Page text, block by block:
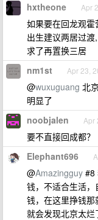
hxtheone Apr
如果要在回龙观
出生建议两居过
求了再置换三居
nm1st Apr 23,
@wuxuguang 北
明显了
noobjalen Apr
要不直接回成都？
Elephant696
@Amazingguy #8
钱，不适合生活
钱，在这里挣钱那
就会发现北京太烂